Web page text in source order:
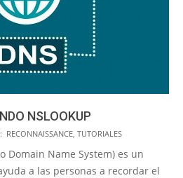
NSLOOKUP
RECONNAISSANCE, TUTORIALES
Domain Name System) es un
a las personas a recordar el